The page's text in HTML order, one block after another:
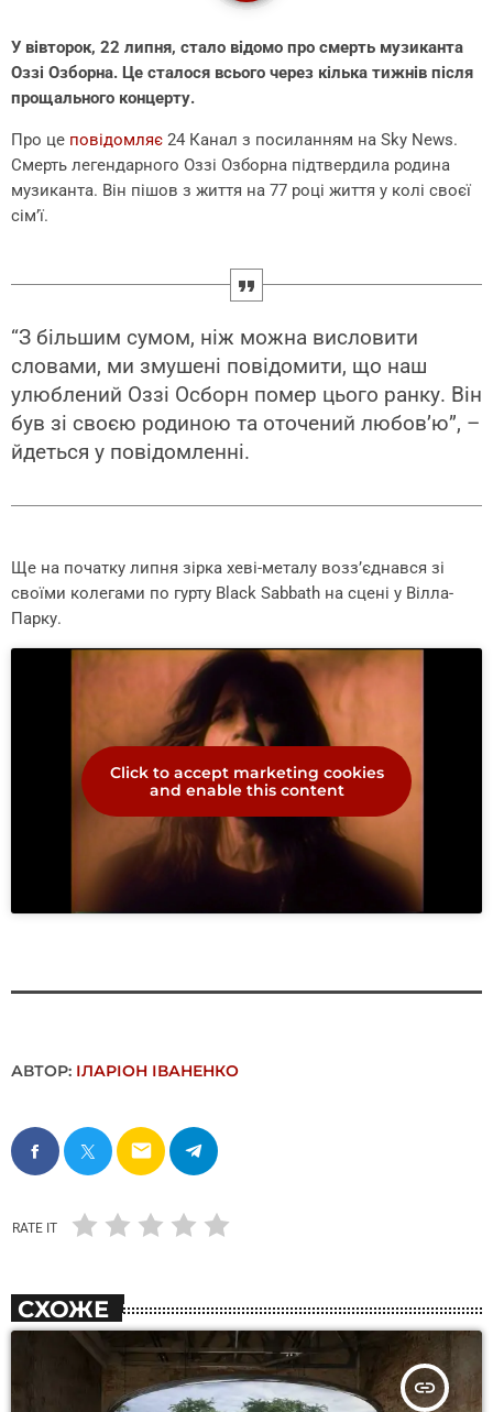
У вівторок, 22 липня, стало відомо про смерть музиканта
Оззі Озборна. Це сталося всього через кілька тижнів після
прощального концерту.
Про це повідомляє 24 Канал з посиланням на Sky News.
Смерть легендарного Оззі Озборна підтвердила родина
музиканта. Він пішов з життя на 77 році життя у колі своєї
сім’ї.
“З більшим сумом, ніж можна висловити
словами, ми змушені повідомити, що наш
улюблений Оззі Осборн помер цього ранку. Він
був зі своєю родиною та оточений любов’ю”, –
йдеться у повідомленні.
Ще на початку липня зірка хеві-металу возз’єднався зі
своїми колегами по гурту Black Sabbath на сцені у Вілла-
Парку.
Click to accept marketing cookies
and enable this content
АВТОР: ІЛАРІОН ІВАНЕНКО
email
RATE IT
СХОЖЕ
insert_link